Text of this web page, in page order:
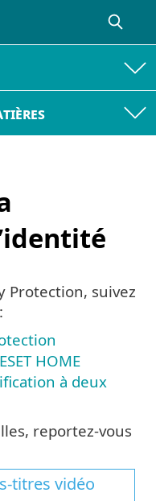
Protection, suivez
HOME
à deux
reportez-vous
titres vidéo